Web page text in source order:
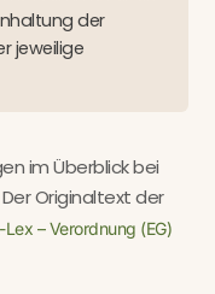
der
jeweilige
im Überblick bei
Der Originaltext der
Lex – Verordnung (EG)